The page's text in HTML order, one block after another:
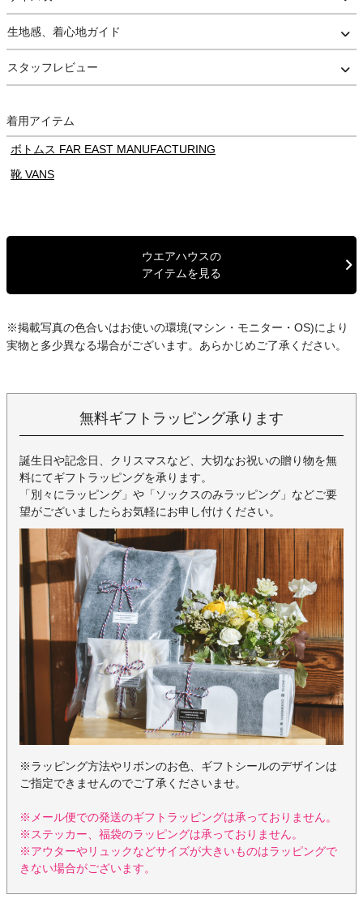
ネイビーベースにはラバープリントを使用しており、経年変化によ
るひび割れが生まれ、ともにヴィンテージのような風合いをお楽し
ボディーは丸胴仕様で、ストレスの少ない着心地と、柔らかな伸縮
シンプルながら、生地の風合いや経年変化を存分に楽しめる、ウエ
アハウスらしい一枚です。
生地感、着心地ガイド
スタッフレビュー
着用アイテム
ボトムス FAR EAST MANUFACTURING
靴 VANS
ウエアハウスの
アイテムを見る
※掲載写真の色合いはお使いの環境(マシン・モニター・OS)により
実物と多少異なる場合がございます。あらかじめご了承ください。
無料ギフトラッピング承ります
誕生日や記念日、クリスマスなど、大切なお祝いの贈り物を無
料にてギフトラッピングを承ります。
「別々にラッピング」や「ソックスのみラッピング」などご要
望がございましたらお気軽にお申し付けください。
※ラッピング方法やリボンのお色、ギフトシールのデザインは
ご指定できませんのでご了承くださいませ。
※メール便での発送のギフトラッピングは承っておりません。
※ステッカー、福袋のラッピングは承っておりません。
※アウターやリュックなどサイズが大きいものはラッピングで
きない場合がございます。